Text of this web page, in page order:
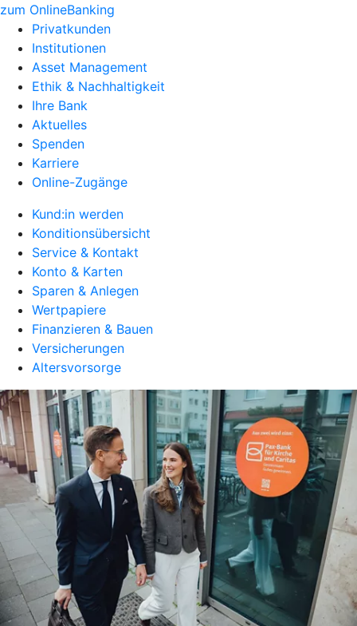
zum OnlineBanking
Privatkunden
Institutionen
Asset Management
Ethik & Nachhaltigkeit
Ihre Bank
Aktuelles
Spenden
Karriere
Online-Zugänge
Kund:in werden
Konditionsübersicht
Service & Kontakt
Konto & Karten
Sparen & Anlegen
Wertpapiere
Finanzieren & Bauen
Versicherungen
Altersvorsorge